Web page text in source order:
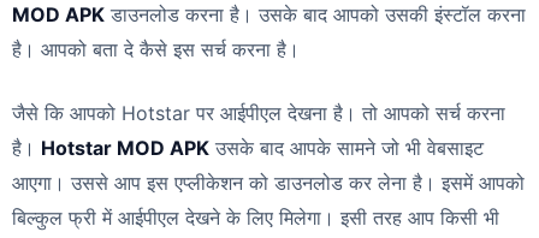
MOD APK डाउनलोड करना है। उसके बाद आपको उसकी इंस्टॉल करना
है। आपको बता दे कैसे इस सर्च करना है।
जैसे कि आपको Hotstar पर आईपीएल देखना है। तो आपको सर्च करना
है। Hotstar MOD APK उसके बाद आपके सामने जो भी वेबसाइट
आएगा। उससे आप इस एप्लीकेशन को डाउनलोड कर लेना है। इसमें आपको
बिल्कुल फ्री में आईपीएल देखने के लिए मिलेगा। इसी तरह आप किसी भी